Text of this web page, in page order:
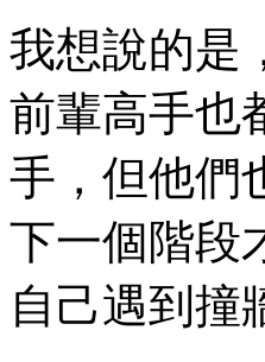
我想說的是
前輩高手也
手，但他們
下一個階段
自己遇到撞